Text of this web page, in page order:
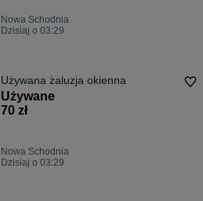
Nowa Schodnia
Dzisiaj o 03:29
Używana żaluzja okienna
Używane
70 zł
Nowa Schodnia
Dzisiaj o 03:29